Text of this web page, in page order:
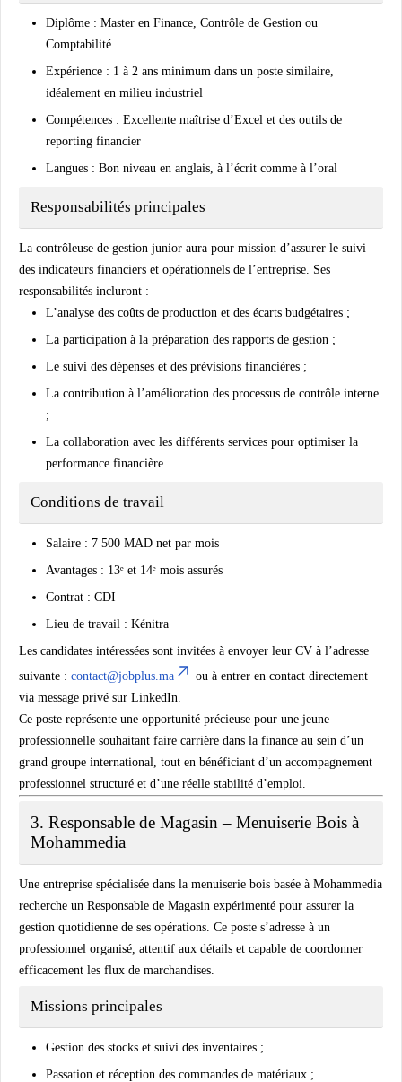
Diplôme : Master en Finance Contrôle de Gestion ou
Comptabilité
Expérience : 1 à 2 ans minimum dans un poste similaire,
idéalement en milieu industriel
Compétences : Excellente maîtrise d’Excel et des outils de
reporting financier
Langues : Bon niveau en anglais , à l’écrit comme à l’oral
Responsabilités principales
La contrôleuse de gestion junior aura pour mission d’assurer le suivi
des indicateurs financiers et opérationnels de l’entreprise. Ses
responsabilités incluront :
L’analyse des coûts de production et des écarts budgétaires ;
La participation à la préparation des rapports de gestion ;
Le suivi des dépenses et des prévisions financières ;
La contribution à l’amélioration des processus de contrôle interne
;
La collaboration avec les différents services pour optimiser la
performance financière.
Conditions de travail
Salaire : 7 500 MAD net par mois
Avantages : 13ᵉ et 14ᵉ mois assurés
Contrat : CDI
Lieu de travail : Kénitra
Les candidates intéressées sont invitées à envoyer leur CV à l’adresse
suivante : contact@jobplus.ma
ou à entrer en contact directement
via message privé sur LinkedIn.
Ce poste représente une opportunité précieuse pour une jeune
professionnelle souhaitant faire carrière dans la finance au sein d’un
grand groupe international, tout en bénéficiant d’un accompagnement
professionnel structuré et d’une réelle stabilité d’emploi.
3. Responsable de Magasin – Menuiserie Bois à
Mohammedia
Une entreprise spécialisée dans la menuiserie bois basée à Mohammedia
recherche un Responsable de Magasin expérimenté pour assurer la
gestion quotidienne de ses opérations. Ce poste s’adresse à un
professionnel organisé, attentif aux détails et capable de coordonner
efficacement les flux de marchandises.
Missions principales
Gestion des stocks et suivi des inventaires ;
Passation et réception des commandes de matériaux ;